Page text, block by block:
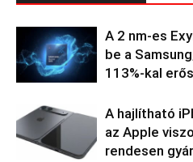
A 2 nm-es
be a
113%-kal
A hajlítható
az Apple
rendesen